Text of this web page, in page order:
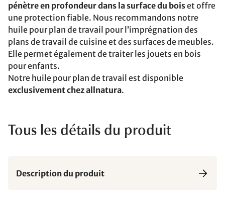
pénètre en profondeur dans la surface du boiset offre
une protection fiable. Nous recommandons notre
huile pour plan de travail pour l’imprégnation des
plans de travail de cuisine et des surfaces de meubles.
Elle permet également de traiter les jouets en bois
pour enfants.
Notre huile pour plan de travail est disponible
exclusivement chez allnatura.
Tous les détails du produit
Description du produit